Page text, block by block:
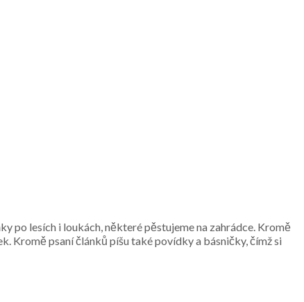
po lesích i loukách, některé pěstujeme na zahrádce. Kromě
Kromě psaní článků píšu také povídky a básničky, čímž si